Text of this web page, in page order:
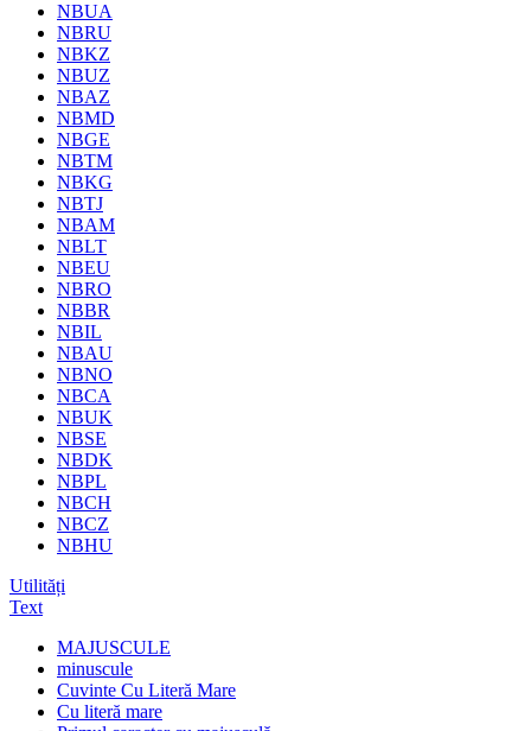
NBUA
NBRU
NBKZ
NBUZ
NBAZ
NBMD
NBGE
NBTM
NBKG
NBTJ
NBAM
NBLT
NBEU
NBRO
NBBR
NBIL
NBAU
NBNO
NBCA
NBUK
NBSE
NBDK
NBPL
NBCH
NBCZ
NBHU
Utilități
Text
MAJUSCULE
minuscule
Cuvinte Cu Literă Mare
Cu literă mare